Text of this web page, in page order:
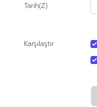
Tarih(Z)
Karşılaştır